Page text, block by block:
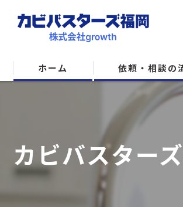
ホーム 依頼・相談の
カビバスター